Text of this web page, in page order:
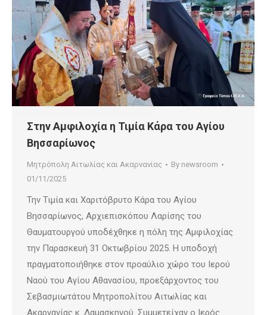
Στην Αμφιλοχία η Τιμία Κάρα του Αγίου
Βησσαρίωνος
Μητρόπολη Αιτωλίας και Ακαρνανίας By newsroom
01/11/2025
Την Τιμία και Χαριτόβρυτο Κάρα του Αγίου
Βησσαρίωνος, Αρχιεπισκόπου Λαρίσης του
Θαυματουργού υποδέχθηκε η πόλη της Αμφιλοχίας
την Παρασκευή 31 Οκτωβρίου 2025. Η υποδοχή
πραγματοποιήθηκε στον προαύλιο χώρο του Ιερού
Ναού του Αγίου Αθανασίου, προεξάρχοντος του
Σεβασμιωτάτου Μητροπολίτου Αιτωλίας και
Ακαρνανίας κ. Δαμασκηνού. Συμμετείχαν ο Ιερός